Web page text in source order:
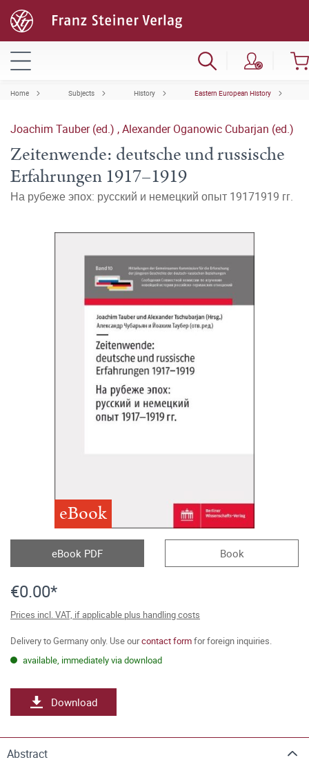
Home Subjects History Eastern European History
Joachim Tauber (ed.) ,Alexander Oganowic Cubarjan (ed.)
Zeitenwende: deutsche und russische
Erfahrungen 1917–1919
На рубеже эпох: русский и немецкий опыт 19171919 гг.
eBook
eBook PDF Book
€0.00*
Prices incl. VAT, if applicable plus handling costs
Delivery to Germany only. Use ourcontact formfor foreign inquiries.
available, immediately via download
Download
Abstract